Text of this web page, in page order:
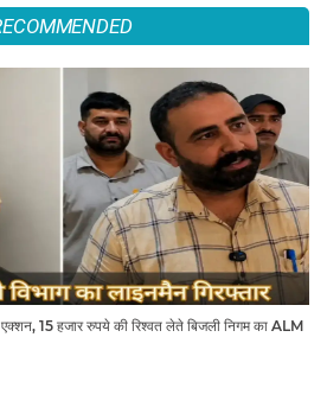
15 हजार रुपये की रिश्वत लेते बिजली निगम का ALM